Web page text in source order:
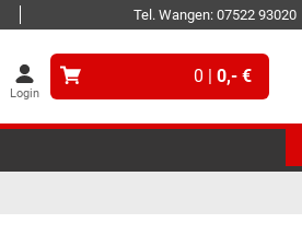
Tel. Wangen: 07522 93020
Login
0 | 0,- €